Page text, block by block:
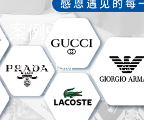
案例中心
JOURNALISM